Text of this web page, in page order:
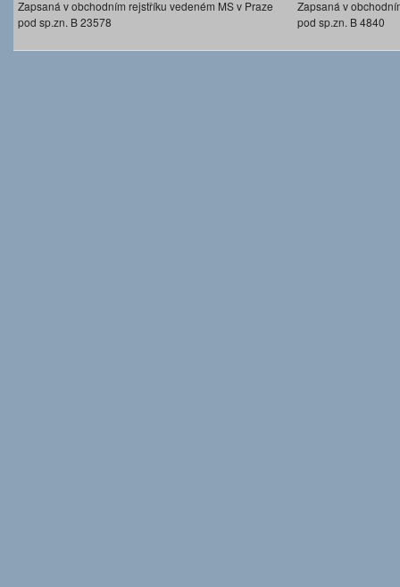
Zapsaná v obchodním rejstříku vedeném MS v Praze
pod sp.zn. B 23578
Zapsaná v
pod sp.zn. B 4840